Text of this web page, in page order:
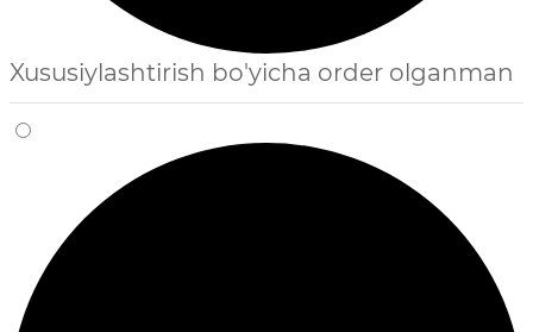
Xususiylashtirish bo'yicha order olganman